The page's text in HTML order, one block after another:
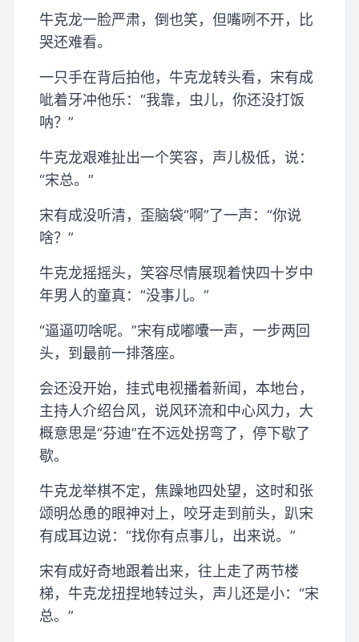
牛克龙一脸严肃，倒也笑，但嘴咧不开，比
哭还难看。
一只手在背后拍他，牛克龙转头看，宋有成
呲着牙冲他乐：“我靠，虫儿，你还没打饭
呐？”
牛克龙艰难扯出一个笑容，声儿极低，说：
“宋总。”
宋有成没听清，歪脑袋“啊”了一声：“你说
啥？”
牛克龙摇摇头，笑容尽情展现着快四十岁中
年男人的童真：“没事儿。”
“逼逼叨啥呢。”宋有成嘟囔一声，一步两回
头，到最前一排落座。
会还没开始，挂式电视播着新闻，本地台，
主持人介绍台风，说风环流和中心风力，大
概意思是“芬迪”在不远处拐弯了，停下歇了
歇。
牛克龙举棋不定，焦躁地四处望，这时和张
颂明怂恿的眼神对上，咬牙走到前头，趴宋
有成耳边说：“找你有点事儿，出来说。”
宋有成好奇地跟着出来，往上走了两节楼
梯，牛克龙扭捏地转过头，声儿还是小：“宋
总。”